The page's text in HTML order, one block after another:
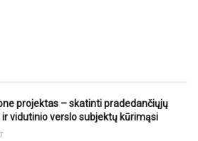
projektas – skatinti pradedančiųjų
vidutinio verslo subjektų kūrimąsi